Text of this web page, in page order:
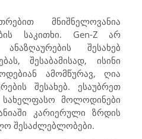
მნიშნელოვანია
საკითხი. Gen-Zარ
შესახებ
შესაბამისად, ისინი
ამომწურავ, ღია
შესახებ. ესაუბრეთ
მოლოდინები
კარიერული ზრდის
შესაძლებლობები.